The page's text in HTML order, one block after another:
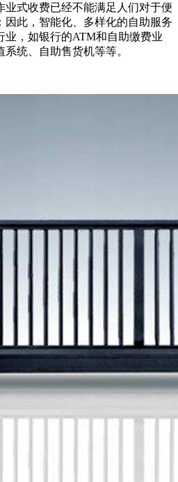
业式收费已经不能满足人们对于便
因此，智能化、多样化的自助服务
业，如银行的ATM和自助缴费业
统、自助售货机等等。